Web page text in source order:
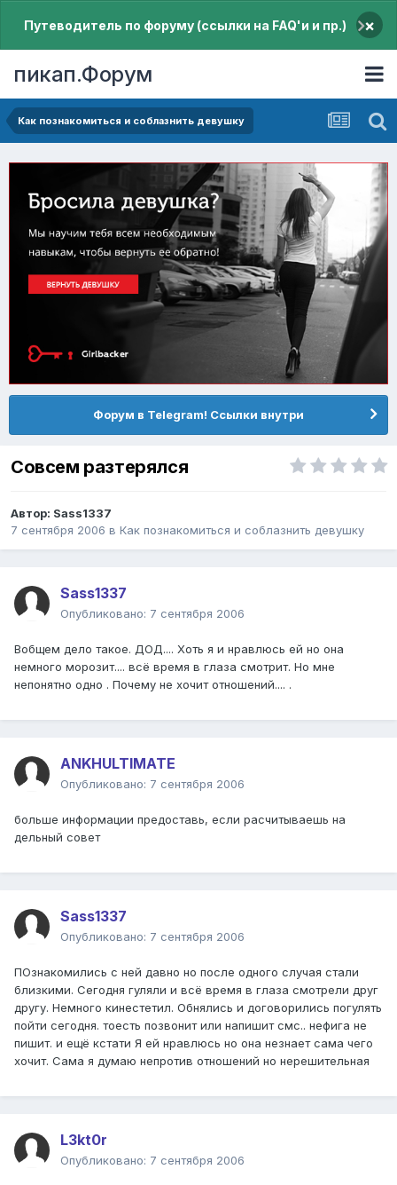
Путеводитель по форуму (ссылки на FAQ'и и пр.) ×
пикап.Форум
Как познакомиться и соблазнить девушку
Форум в Telegram! Ссылки внутри
Совсем разтерялся
Автор: Sass1337
7 сентября 2006 в Как познакомиться и соблазнить девушку
Sass1337
Опубликовано: 7 сентября 2006
Вобщем дело такое. ДОД.... Хоть я и нравлюсь ей но она
немного морозит.... всё время в глаза смотрит. Но мне
непонятно одно . Почему не хочит отношений.... .
ANKHULTIMATE
Опубликовано: 7 сентября 2006
больше информации предоставь, если расчитываешь на
дельный совет
Sass1337
Опубликовано: 7 сентября 2006
ПОзнакомились с ней давно но после одного случая стали
близкими. Сегодня гуляли и всё время в глаза смотрели друг
другу. Немного кинестетил. Обнялись и договорились погулять
пойти сегодня. тоесть позвонит или напишит смс.. нефига не
пишит. и ещё кстати Я ей нравлюсь но она незнает сама чего
хочит. Сама я думаю непротив отношений но нерешительная
L3kt0r
Опубликовано: 7 сентября 2006